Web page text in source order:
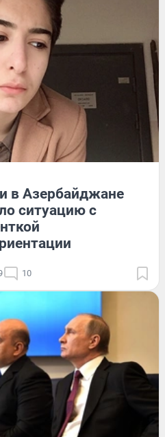
в Азербайджане
ситуацию с
10